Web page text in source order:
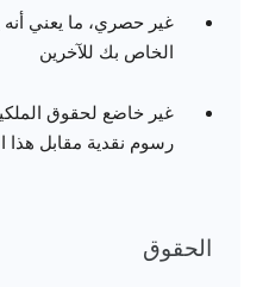
غير حصري، ما يعني
الخاص بك للآخرين
غير خاضع لحقوق
رسوم نقدية مقابل هذا
الحقوق